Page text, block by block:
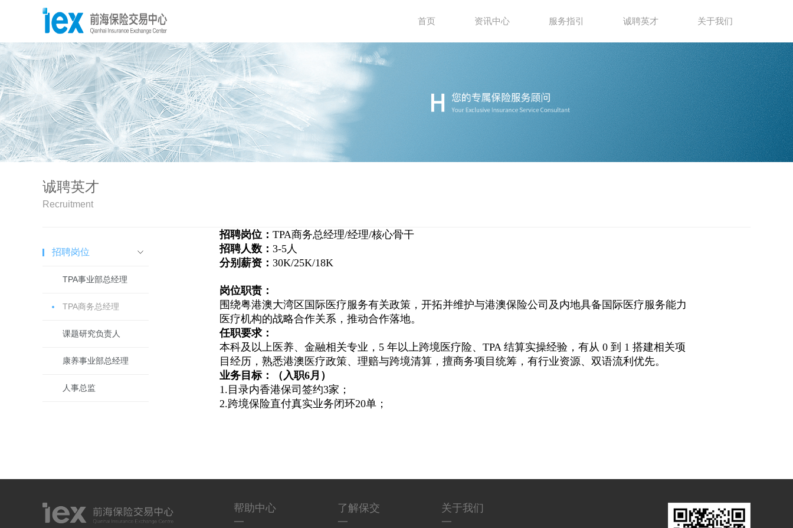
首页 资讯中心 服务指引 诚聘英才 关于我们
诚聘英才
Recruitment
招聘岗位
TPA事业部总经理
TPA商务总经理
课题研究负责人
康养事业部总经理
人事总监
招聘岗位： TPA商务总经理/经理/核心骨干
招聘人数： 3-5人
分别薪资： 30K/25K/18K
岗位职责：
围绕粤港澳大湾区国际医疗服务有关政策，开拓并维护与港澳保险公司及内地具备国际医疗服务能力
医疗机构的战略合作关系，推动合作落地。
任职要求：
本科及以上医养、金融相关专业，5 年以上跨境医疗险、TPA 结算实操经验，有从 0 到 1 搭建相关项
目经历，熟悉港澳医疗政策、理赔与跨境清算，擅商务项目统筹，有行业资源、双语流利优先。
业务目标：（入职6月）
1.目录内香港保司签约3家；
2.跨境保险直付真实业务闭环20单；
帮助中心
一
了解保交
一
关于我们
一